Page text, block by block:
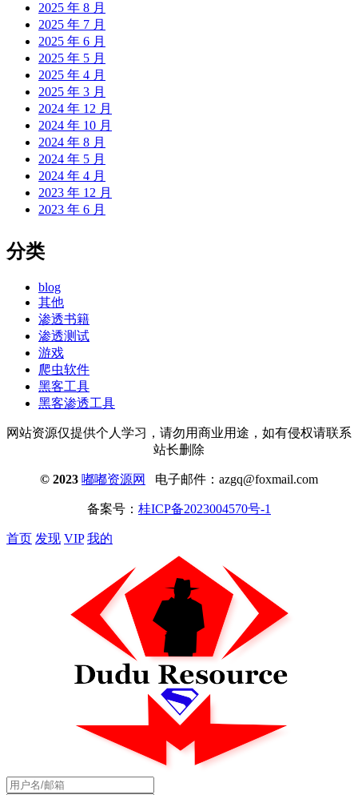
2025 年 8 月
2025 年 7 月
2025 年 6 月
2025 年 5 月
2025 年 4 月
2025 年 3 月
2024 年 12 月
2024 年 10 月
2024 年 8 月
2024 年 5 月
2024 年 4 月
2023 年 12 月
2023 年 6 月
分类
blog
其他
渗透书籍
渗透测试
游戏
爬虫软件
黑客工具
黑客渗透工具
网站资源仅提供个人学习，请勿用商业用途，如有侵权请联系
站长删除
© 2023 嘟嘟资源网 电子邮件：azgq@foxmail.com
备案号： 桂ICP备2023004570号-1
首页 发现 VIP 我的